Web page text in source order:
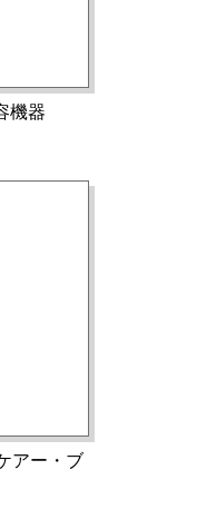
機器
アー・ブ